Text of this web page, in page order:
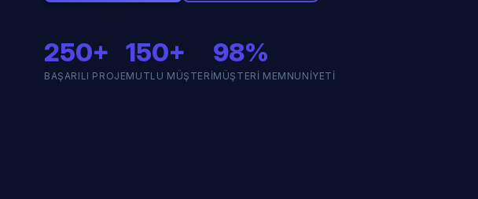
250+
BAŞARILI PROJE
150+
MUTLU MÜŞTERI
98%
MÜŞTERI MEMNUNIYETI